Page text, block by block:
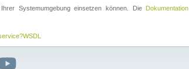
Systemumgebung einsetzen können. Die Dokumentation